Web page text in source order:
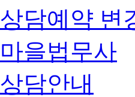
상담예약 변
마을법무사
상담안내